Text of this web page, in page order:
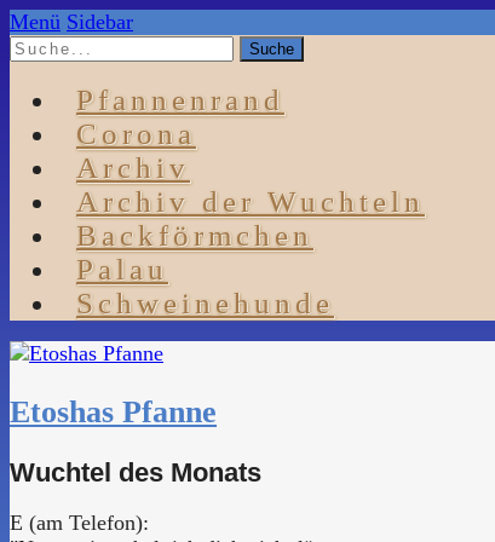
Menü Sidebar
Pfannenrand
Corona
Archiv
Archiv der Wuchteln
Backförmchen
Palau
Schweinehunde
Etoshas Pfanne
Wuchtel des Monats
E (am Telefon):